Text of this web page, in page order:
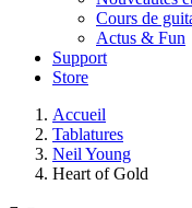
Cours de
Actus & Fun
Support
Store
Accueil
Tablatures
Neil Young
Heart of Gold